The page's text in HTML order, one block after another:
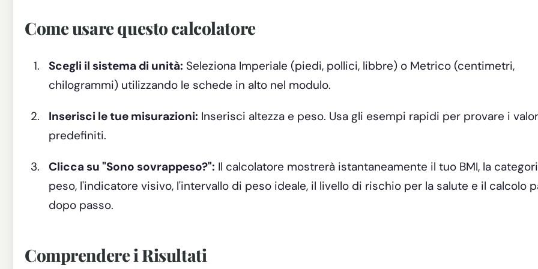
Come usare questo calcolatore
Scegli il sistema di unità: Seleziona Imperiale (piedi, pollici, libbre) o Metrico (centimetri,
chilogrammi) utilizzando le schede in alto nel modulo.
Inserisci le tue misurazioni: Inserisci altezza e peso. Usa gli esempi rapidi per provare i
predefiniti.
Clicca su "Sono sovrappeso?": Il calcolatore mostrerà istantaneamente il tuo BMI, la
peso, l'indicatore visivo, l'intervallo di peso ideale, il livello di rischio per la salute e il calcolo
dopo passo.
Comprendere i Risultati